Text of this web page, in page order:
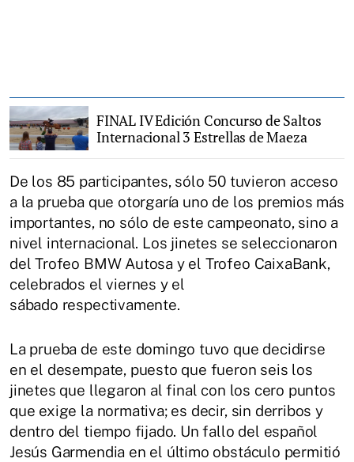
FINAL IV Edición Concurso de Saltos
Internacional 3 Estrellas de Maeza
De los 85 participantes, sólo 50 tuvieron acceso
a la prueba que otorgaría uno de los premios más
importantes, no sólo de este campeonato, sino a
nivel internacional. Los jinetes se seleccionaron
del Trofeo BMW Autosa y el Trofeo CaixaBank,
celebrados el viernes y el
sábado respectivamente.
La prueba de este domingo tuvo que decidirse
en el desempate, puesto que fueron seis los
jinetes que llegaron al final con los cero puntos
que exige la normativa; es decir, sin derribos y
dentro del tiempo fijado. Un fallo del español
Jesús Garmendia en el último obstáculo permitió